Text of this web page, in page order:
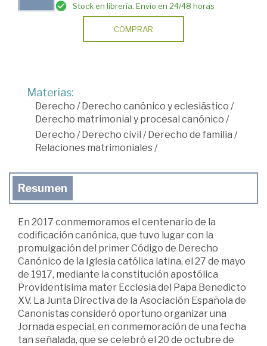
Stock en librería. Envío en 24/48 horas
COMPRAR
Materias:
Derecho /Derecho canónico y eclesiástico /
Derecho matrimonial y procesal canónico /
Derecho /Derecho civil /Derecho de familia /
Relaciones matrimoniales /
Resumen
En 2017 conmemoramos el centenario de la
codificación canónica, que tuvo lugar con la
promulgación del primer Código de Derecho
Canónico de la Iglesia católica latina, el 27 de mayo
de 1917, mediante la constitución apostólica
Providentisima mater Ecclesia del Papa Benedicto
XV. La Junta Directiva de la Asociación Española de
Canonistas consideró oportuno organizar una
Jornada especial, en conmemoración de una fecha
tan señalada, que se celebró el 20 de octubre de